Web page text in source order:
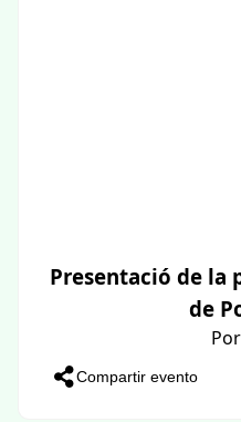
Presentació de la
de
Compartir evento